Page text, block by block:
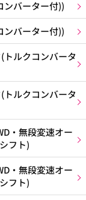
ンバーター付))
ンバーター付))
ルクコンバータ
ルクコンバータ
・無段変速オー
フト)
・無段変速オー
フト)